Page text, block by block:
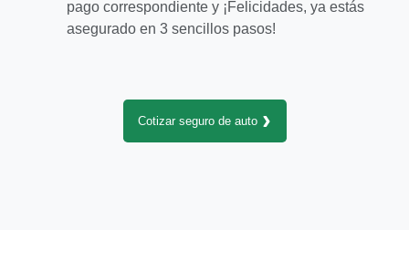
pago correspondiente y ¡Felicidades, ya estás
asegurado en 3 sencillos pasos!
Cotizar seguro de auto